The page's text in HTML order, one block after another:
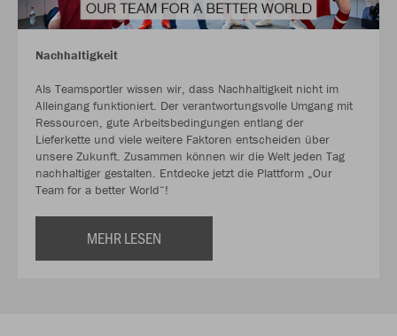
Nachhaltigkeit
Als Teamsportler wissen wir, dass Nachhaltigkeit nicht im
Alleingang funktioniert. Der verantwortungsvolle Umgang mit
Ressourcen, gute Arbeitsbedingungen entlang der
Lieferkette und viele weitere Faktoren entscheiden über
unsere Zukunft. Zusammen können wir die Welt jeden Tag
nachhaltiger gestalten. Entdecke jetzt die Plattform „Our
Team for a better World“!
MEHR LESEN